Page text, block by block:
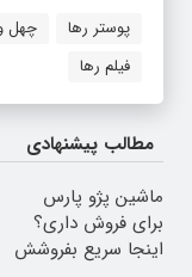
پوستر رها
ماشین پژو پارس
برای فروش داری؟